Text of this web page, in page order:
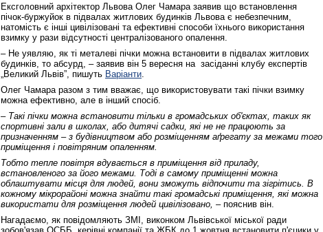
Ексголовний архітектор Львова Олег Чамара заявив що встановлення
пічок-буржуйок в підвалах житлових будинків Львова є небезпечним,
натомість є інші цивілізовані та ефективні способи їхнього використання
взимку у рази відсутності централізованого опалення.
– Не уявляю, як ті металеві пічки можна встановити в підвалах житлових
будинків, то абсурд, – заявив він 5 вересня на засіданні клубу експертів
„Великий Львів”, пишуть Варіанти.
Олег Чамара разом з тим вважає, що використовувати такі пічки взимку
можна ефективно, але в інший спосіб.
– Такі пічки можна встановити тільки в громадських об'єктах, таких як
спортивні зали в школах, або дитячі садки, які не не працюють за
призначенням – з будівництвом або розміщенням аґрегату за межами того
приміщення і повітряним опаленням.
Тобто тепле повітря вдувається в приміщення від приладу,
встановленого за його межами. Тоді в самому приміщенні можна
облаштувати місця для людей, вони зможуть відпочити та зігрітись. В
кожному мікрорайоні можна знайти такі громадські приміщення, які можна
використати для розміщення людей цивілізовано, – пояснив він.
Нагадаємо, як повідомляють ЗМІ, виконком Львівської міської ради